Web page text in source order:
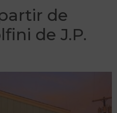
de
de J.P.